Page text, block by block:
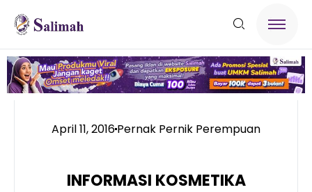
April 11, 2016Pernak Pernik Perempuan
INFORMASI KOSMETIKA